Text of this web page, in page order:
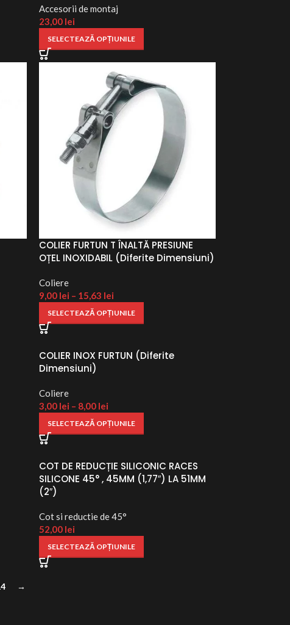
Accesorii de montaj ​
23,00 lei
SELECTEAZĂ OPȚIUNILE
COLIER FURTUN T ÎNALTĂ PRESIUNE
OȚEL INOXIDABIL (Diferite Dimensiuni)
Coliere
9,00 lei – 15,63 lei
SELECTEAZĂ OPȚIUNILE
COLIER INOX FURTUN (Diferite
Dimensiuni)
Coliere
3,00 lei – 8,00 lei
SELECTEAZĂ OPȚIUNILE
COT DE REDUCȚIE SILICONIC RACES
SILICONE 45° , 45MM (1,77″) LA 51MM
(2″)
Cot si reductie de 45° ​
52,00 lei
SELECTEAZĂ OPȚIUNILE
→